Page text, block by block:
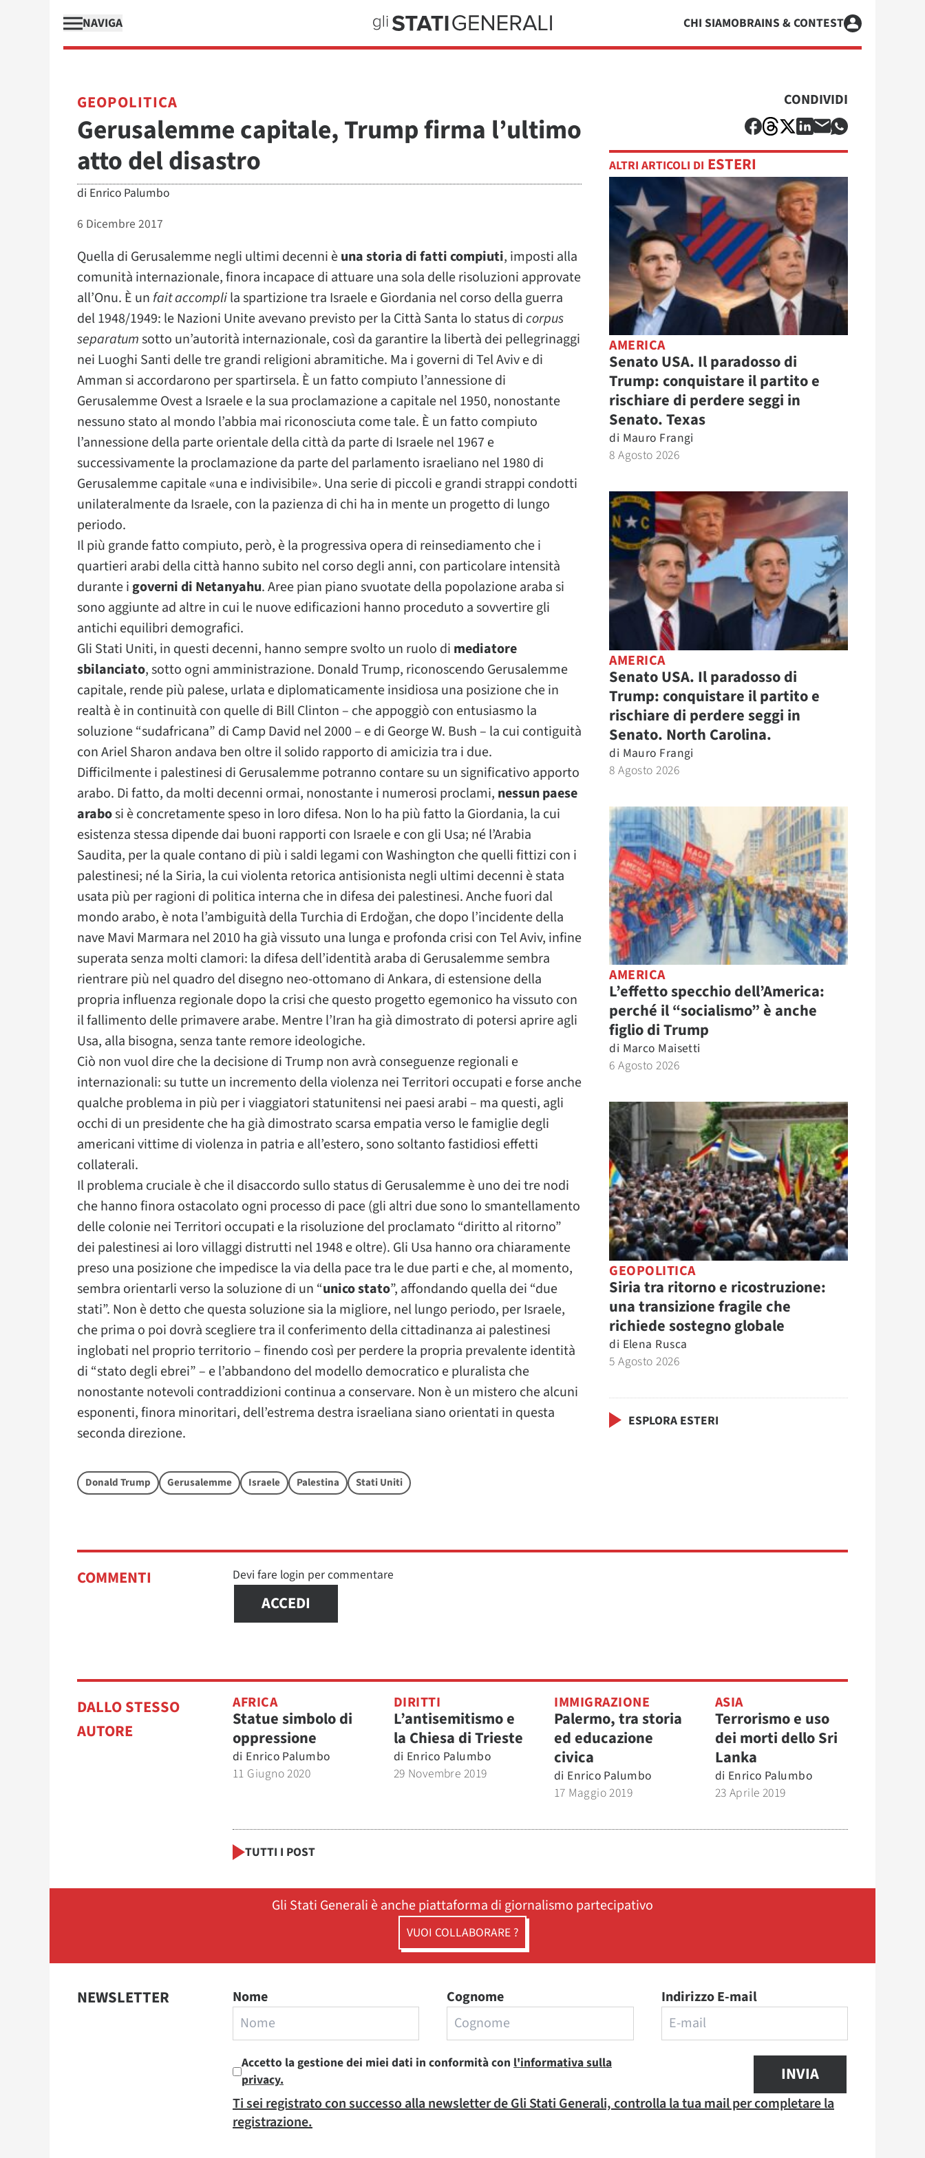
NAVIGA CHI SIAMOBRAINS & CONTEST
GEOPOLITICA
Gerusalemme capitale, Trump firma l’ultimo
atto del disastro
di Enrico Palumbo
6 Dicembre 2017
Quella di Gerusalemme negli ultimi decenni èuna storia di fatti compiuti, imposti alla
comunità internazionale, finora incapace di attuare una sola delle risoluzioni approvate
all’Onu. È un fait accomplila spartizione tra Israele e Giordania nel corso della guerra
del 1948/1949: le Nazioni Unite avevano previsto per la Città Santa lo status dicorpus
separatumsotto un’autorità internazionale, così da garantire la libertà dei pellegrinaggi
nei Luoghi Santi delle tre grandi religioni abramitiche. Ma i governi di Tel Aviv e di
Amman si accordarono per spartirsela. È un fatto compiuto l’annessione di
Gerusalemme Ovest a Israele e la sua proclamazione a capitale nel 1950, nonostante
nessuno stato al mondo l’abbia mai riconosciuta come tale. È un fatto compiuto
l’annessione della parte orientale della città da parte di Israele nel 1967 e
successivamente la proclamazione da parte del parlamento israeliano nel 1980 di
Gerusalemme capitale «una e indivisibile». Una serie di piccoli e grandi strappi condotti
unilateralmente da Israele, con la pazienza di chi ha in mente un progetto di lungo
periodo.
Il più grande fatto compiuto, però, è la progressiva opera di reinsediamento che i
quartieri arabi della città hanno subito nel corso degli anni, con particolare intensità
durante igoverni di Netanyahu. Aree pian piano svuotate della popolazione araba si
sono aggiunte ad altre in cui le nuove edificazioni hanno proceduto a sovvertire gli
antichi equilibri demografici.
Gli Stati Uniti, in questi decenni, hanno sempre svolto un ruolo di mediatore
sbilanciato, sotto ogni amministrazione. Donald Trump, riconoscendo Gerusalemme
capitale, rende più palese, urlata e diplomaticamente insidiosa una posizione che in
realtà è in continuità con quelle di Bill Clinton – che appoggiò con entusiasmo la
soluzione “sudafricana” di Camp David nel 2000 – e di George W. Bush – la cui contiguità
con Ariel Sharon andava ben oltre il solido rapporto di amicizia tra i due.
Difficilmente i palestinesi di Gerusalemme potranno contare su un significativo apporto
arabo. Di fatto, da molti decenni ormai, nonostante i numerosi proclami, nessun paese
arabosi è concretamente speso in loro difesa. Non lo ha più fatto la Giordania, la cui
esistenza stessa dipende dai buoni rapporti con Israele e con gli Usa; né l’Arabia
Saudita, per la quale contano di più i saldi legami con Washington che quelli fittizi con i
palestinesi; né la Siria, la cui violenta retorica antisionista negli ultimi decenni è stata
usata più per ragioni di politica interna che in difesa dei palestinesi. Anche fuori dal
mondo arabo, è nota l’ambiguità della Turchia di Erdoğan, che dopo l’incidente della
nave Mavi Marmara nel 2010 ha già vissuto una lunga e profonda crisi con Tel Aviv, infine
superata senza molti clamori: la difesa dell’identità araba di Gerusalemme sembra
rientrare più nel quadro del disegno neo-ottomano di Ankara, di estensione della
propria influenza regionale dopo la crisi che questo progetto egemonico ha vissuto con
il fallimento delle primavere arabe. Mentre l’Iran ha già dimostrato di potersi aprire agli
Usa, alla bisogna, senza tante remore ideologiche.
Ciò non vuol dire che la decisione di Trump non avrà conseguenze regionali e
internazionali: su tutte un incremento della violenza nei Territori occupati e forse anche
qualche problema in più per i viaggiatori statunitensi nei paesi arabi – ma questi, agli
occhi di un presidente che ha già dimostrato scarsa empatia verso le famiglie degli
americani vittime di violenza in patria e all’estero, sono soltanto fastidiosi effetti
collaterali.
Il problema cruciale è che il disaccordo sullo status di Gerusalemme è uno dei tre nodi
che hanno finora ostacolato ogni processo di pace (gli altri due sono lo smantellamento
delle colonie nei Territori occupati e la risoluzione del proclamato “diritto al ritorno”
dei palestinesi ai loro villaggi distrutti nel 1948 e oltre). Gli Usa hanno ora chiaramente
preso una posizione che impedisce la via della pace tra le due parti e che, al momento,
sembra orientarli verso la soluzione di un “unico stato”, affondando quella dei “due
stati”. Non è detto che questa soluzione sia la migliore, nel lungo periodo, per Israele,
che prima o poi dovrà scegliere tra il conferimento della cittadinanza ai palestinesi
inglobati nel proprio territorio – finendo così per perdere la propria prevalente identità
di “stato degli ebrei” – e l’abbandono del modello democratico e pluralista che
nonostante notevoli contraddizioni continua a conservare. Non è un mistero che alcuni
esponenti, finora minoritari, dell’estrema destra israeliana siano orientati in questa
seconda direzione.
Donald Trump Gerusalemme Israele Palestina Stati Uniti
CONDIVIDI
ALTRI ARTICOLI DI ESTERI
AMERICA
Senato USA. Il paradosso di
Trump: conquistare il partito e
rischiare di perdere seggi in
Senato. Texas
di Mauro Frangi
8 Agosto 2026
AMERICA
Senato USA. Il paradosso di
Trump: conquistare il partito e
rischiare di perdere seggi in
Senato. North Carolina.
di Mauro Frangi
8 Agosto 2026
AMERICA
L’effetto specchio dell’America:
perché il “socialismo” è anche
figlio di Trump
di Marco Maisetti
6 Agosto 2026
GEOPOLITICA
Siria tra ritorno e ricostruzione:
una transizione fragile che
richiede sostegno globale
di Elena Rusca
5 Agosto 2026
ESPLORA ESTERI
COMMENTI Devi fare login per commentare
ACCEDI
DALLO STESSO
AUTORE
AFRICA
Statue simbolo di
oppressione
di Enrico Palumbo
11 Giugno 2020
DIRITTI
L’antisemitismo e
la Chiesa di Trieste
di Enrico Palumbo
29 Novembre 2019
IMMIGRAZIONE
Palermo, tra storia
ed educazione
civica
di Enrico Palumbo
17 Maggio 2019
ASIA
Terrorismo e uso
dei morti dello Sri
Lanka
di Enrico Palumbo
23 Aprile 2019
TUTTI I POST
Gli Stati Generali è anche piattaforma di giornalismo partecipativo
VUOI COLLABORARE ?
NEWSLETTER Nome Cognome Indirizzo E-mail
Accetto la gestione dei miei dati in conformità con l'informativa sulla
privacy.
INVIA
Ti sei registrato con successo alla newsletter de Gli Stati Generali, controlla la tua mail per completare la
registrazione.